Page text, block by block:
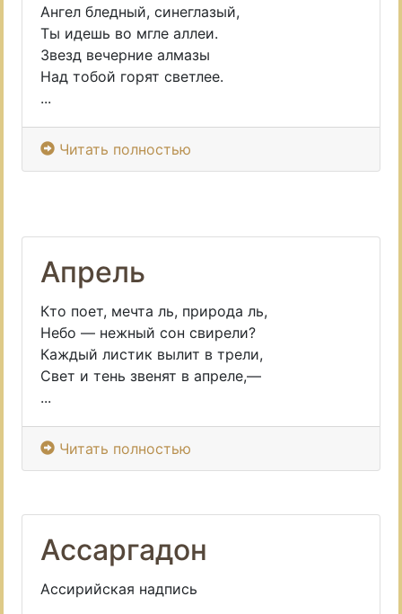
Ангел бледный, синеглазый,
Ты идешь во мгле аллеи.
Звезд вечерние алмазы
Над тобой горят светлее.
...
Читать полностью
Апрель
Кто поет, мечта ль, природа ль,
Небо — нежный сон свирели?
Каждый листик вылит в трели,
Свет и тень звенят в апреле,—
...
Читать полностью
Ассаргадон
Aссирийская надпись